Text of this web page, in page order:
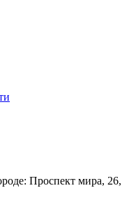
Проспект мира, 26,